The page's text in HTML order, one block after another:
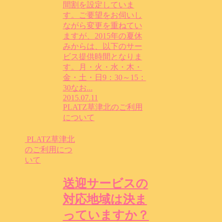
間割を設定していま
す。ご要望をお伺いし
ながら変更を重ねてい
ますが、2015年の夏休
みからは、以下のサー
ビス提供時間となりま
す。月・火・水・木・
金・土・日9：30～15：
30なお...
2015.07.11
PLATZ草津北のご利用
について
PLATZ草津北
のご利用につ
いて
送迎サービスの
対応地域は決ま
っていますか？